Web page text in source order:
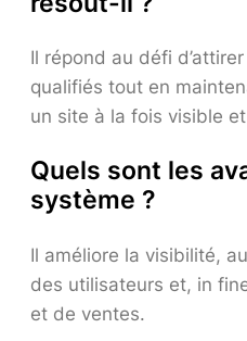
Il répond au défi
qualifiés tout en
un site à la fois visible
Quels sont les
système ?
Il améliore la visibilité,
des utilisateurs et, in
et de ventes.